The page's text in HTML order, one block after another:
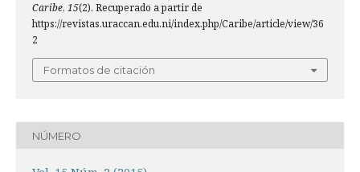
Caribe, 15(2). Recuperado a partir de
https://revistas.uraccan.edu.ni/index.php/Caribe/article/view/36
2
Formatos de citación
NÚMERO